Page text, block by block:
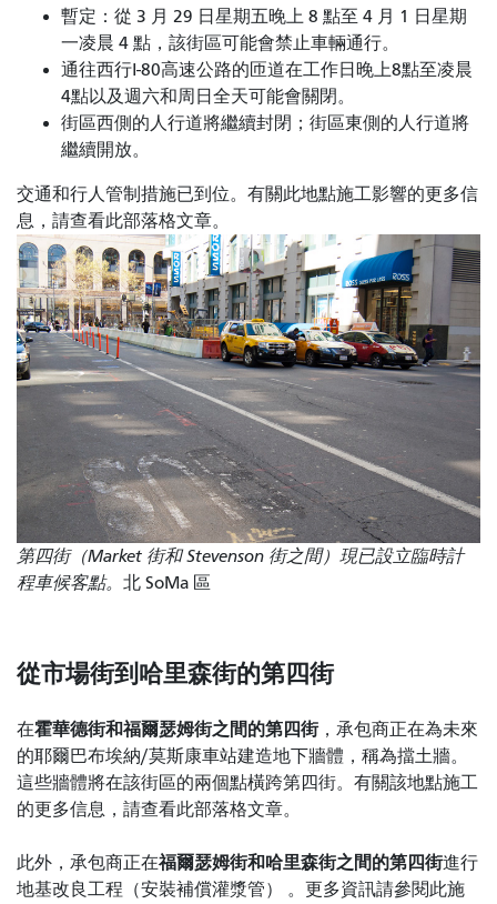
暫定：從 3 月 29 日星期五晚上 8 點至 4 月 1 日星期
一凌晨 4 點，該街區可能會禁止車輛通行。
通往西行I-80高速公路的匝道在工作日晚上8點至凌晨
4點以及週六和周日全天可能會關閉。
街區西側的人行道將繼續封閉；街區東側的人行道將
繼續開放。
交通和行人管制措施已到位。有關此地點施工影響的更多信
息，請查看此部落格文章。
第四街（Market 街和 Stevenson 街之間）現已設立臨時計
程車候客點。 北 SoMa 區
從市場街到哈里森街的第四街
在霍華德街和福爾瑟姆街之間的第四街，承包商正在為未來
的耶爾巴布埃納/莫斯康車站建造地下牆體，稱為擋土牆。
這些牆體將在該街區的兩個點橫跨第四街。有關該地點施工
的更多信息，請查看此部落格文章。
此外，承包商正在福爾瑟姆街和哈里森街之間的第四街進行
地基改良工程（安裝補償灌漿管） 。更多資訊請參閱此施